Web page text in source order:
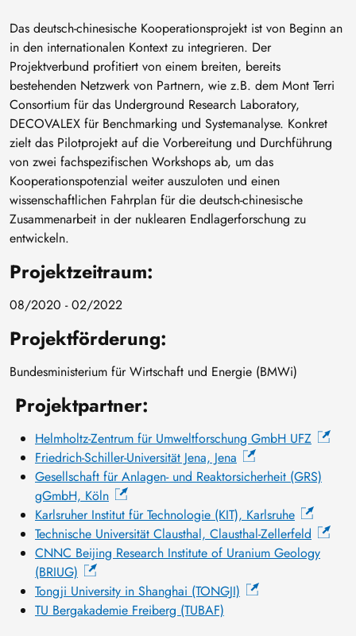
Das deutsch-chinesische Kooperationsprojekt ist von Beginn an
in den internationalen Kontext zu integrieren. Der
Projektverbund profitiert von einem breiten, bereits
bestehenden Netzwerk von Partnern, wie z.B. dem Mont Terri
Consortium für das Underground Research Laboratory,
DECOVALEX für Benchmarking und Systemanalyse. Konkret
zielt das Pilotprojekt auf die Vorbereitung und Durchführung
von zwei fachspezifischen Workshops ab, um das
Kooperationspotenzial weiter auszuloten und einen
wissenschaftlichen Fahrplan für die deutsch-chinesische
Zusammenarbeit in der nuklearen Endlagerforschung zu
entwickeln.
Projektzeitraum:
08/2020 - 02/2022
Projektförderung:
Bundesministerium für Wirtschaft und Energie (BMWi)
Projektpartner:
Helmholtz-Zentrum für Umweltforschung GmbH UFZ
Friedrich-Schiller-Universität Jena, Jena
Gesellschaft für Anlagen- und Reaktorsicherheit (GRS)
gGmbH, Köln
Karlsruher Institut für Technologie (KIT), Karlsruhe
Technische Universität Clausthal, Clausthal-Zellerfeld
CNNC Beijing Research Institute of Uranium Geology
(BRIUG)
Tongji University in Shanghai (TONGJI)
TU Bergakademie Freiberg (TUBAF)